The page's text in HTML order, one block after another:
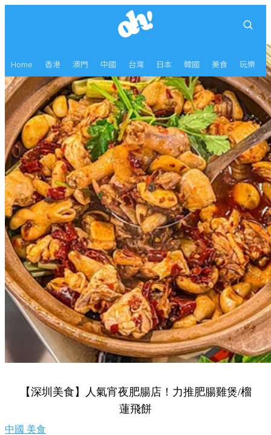
Home 香港 澳門 中國 台灣 日本 韓國 美食 玩樂
【深圳美食】人氣宵夜肥腸店！力推肥腸雞煲/榴
蓮飛餅
中國 美食